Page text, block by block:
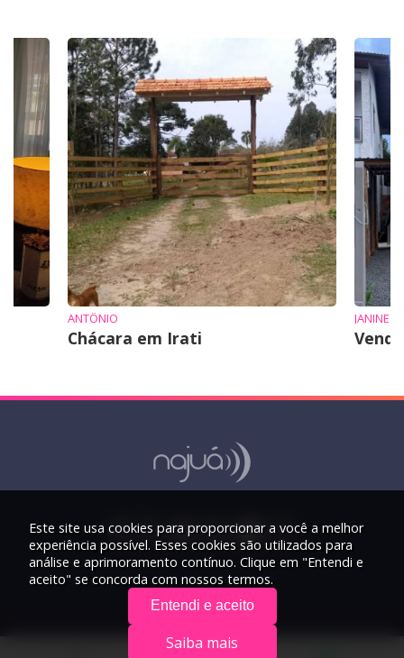
ANTÔNIO
Chácara em Irati
JANINE
© 2026 Rádio Najuá - Todos os direitos reservados.
Este site usa cookies para proporcionar a você a melhor
experiência possível. Esses cookies são utilizados para
análise e aprimoramento contínuo. Clique em "Entendi e
aceito" se concorda com nossos termos.
Entendi e aceito
Saiba mais